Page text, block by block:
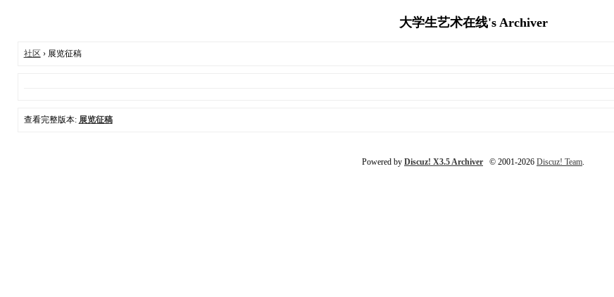
大学生艺术在线's Archiver
社区 › 展览征稿
查看完整版本: 展览征稿
Powered by Discuz! X3.5 Archiver © 2001-2026 Discuz! Team.